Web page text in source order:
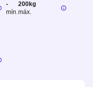
-
mín.
200kg
máx.